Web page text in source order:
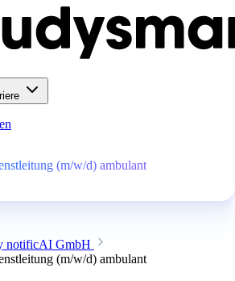
(m/w/d) ambulant
notificAI GmbH
(m/w/d) ambulant